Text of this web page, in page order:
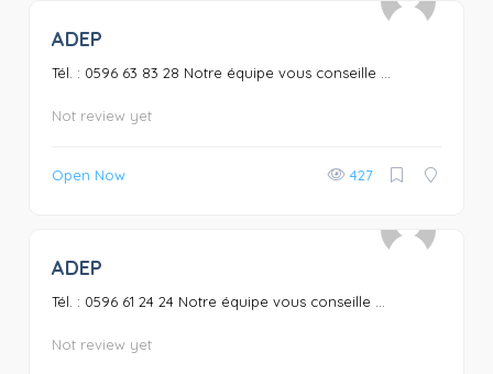
ADEP
Tél. : 0596 63 83 28 Notre équipe vous conseille ...
Not review yet
Open Now 427
ADEP
Tél. : 0596 61 24 24 Notre équipe vous conseille ...
Not review yet